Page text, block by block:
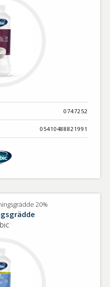
0747252
05410488821991
20%